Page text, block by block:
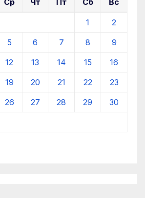
1 2
5 6 7 8 9
12 13 14 15 16
19 20 21 22 23
26 27 28 29 30